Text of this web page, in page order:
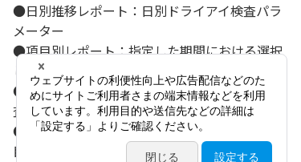
●日別推移レポート：日別ドライアイ検査パラ
メーター
●項目別レポート：指定した期間における選択
した検査項目の推移を表示
●Binocular report：指定した日、選択した検
査項目の両眼の記録（画像付き）
●Exam report：指定した日、選択した検査項
目の片眼の記録（画像付き）